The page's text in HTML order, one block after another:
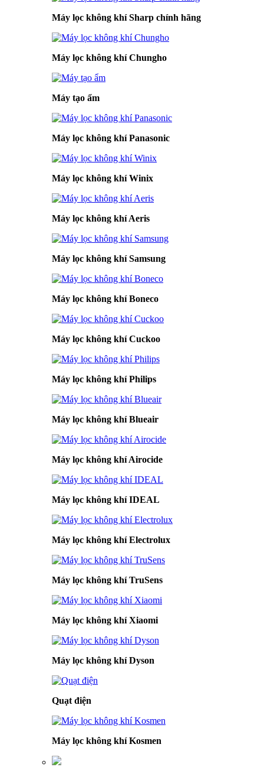
Máy lọc không khí Sharp chính hãng
Máy lọc không khí Chungho
Máy tạo ẩm
Máy lọc không khí Panasonic
Máy lọc không khí Winix
Máy lọc không khí Aeris
Máy lọc không khí Samsung
Máy lọc không khí Boneco
Máy lọc không khí Cuckoo
Máy lọc không khí Philips
Máy lọc không khí Blueair
Máy lọc không khí Airocide
Máy lọc không khí IDEAL
Máy lọc không khí Electrolux
Máy lọc không khí TruSens
Máy lọc không khí Xiaomi
Máy lọc không khí Dyson
Quạt điện
Máy lọc không khí Kosmen